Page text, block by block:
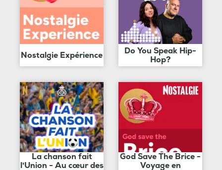
Nostalgie Expérience
Do You Speak Hip-
Hop?
La chanson fait
l'Union - Au cœur des
God Save The Brice -
Voyage en